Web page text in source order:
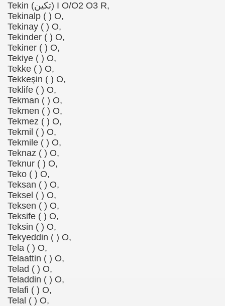
Tekin (تكین) I O/O2 O3 R,
Tekinalp ( ) O,
Tekinay ( ) O,
Tekinder ( ) O,
Tekiner ( ) O,
Tekiye ( ) O,
Tekke ( ) O,
Tekkeşin ( ) O,
Teklife ( ) O,
Tekman ( ) O,
Tekmen ( ) O,
Tekmez ( ) O,
Tekmil ( ) O,
Tekmile ( ) O,
Teknaz ( ) O,
Teknur ( ) O,
Teko ( ) O,
Teksan ( ) O,
Teksel ( ) O,
Teksen ( ) O,
Teksife ( ) O,
Teksin ( ) O,
Tekyeddin ( ) O,
Tela ( ) O,
Telaattin ( ) O,
Telad ( ) O,
Teladdin ( ) O,
Telafi ( ) O,
Telal ( ) O,